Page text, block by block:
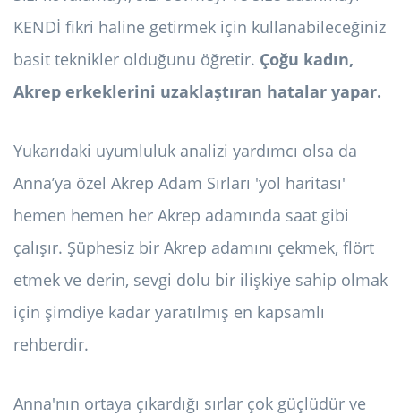
KENDİ fikri haline getirmek için kullanabileceğiniz
basit teknikler olduğunu öğretir. Çoğu kadın,
Akrep erkeklerini uzaklaştıran hatalar yapar.
Yukarıdaki uyumluluk analizi yardımcı olsa da
Anna’ya özel Akrep Adam Sırları 'yol haritası'
hemen hemen her Akrep adamında saat gibi
çalışır. Şüphesiz bir Akrep adamını çekmek, flört
etmek ve derin, sevgi dolu bir ilişkiye sahip olmak
için şimdiye kadar yaratılmış en kapsamlı
rehberdir.
Anna'nın ortaya çıkardığı sırlar çok güçlüdür ve